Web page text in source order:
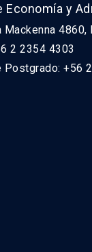
Economía y
Mackenna
2 2354 4303
Postgrado: +56